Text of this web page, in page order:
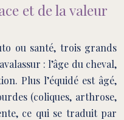
et de la valeur
ou santé, trois grands
: l’âge du cheval,
Plus l’équidé est âgé,
(coliques, arthrose,
ce qui se traduit par